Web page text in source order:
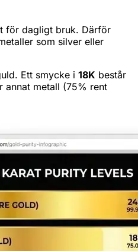
för dagligt bruk. Därför
som silver eller
Ett smycke i 18K består
annat metall (75% rent